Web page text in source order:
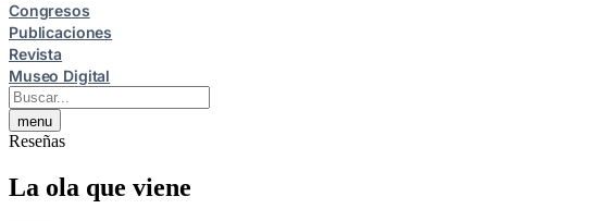
Congresos
Publicaciones
Revista
Museo Digital
menu
Reseñas
La ola que viene